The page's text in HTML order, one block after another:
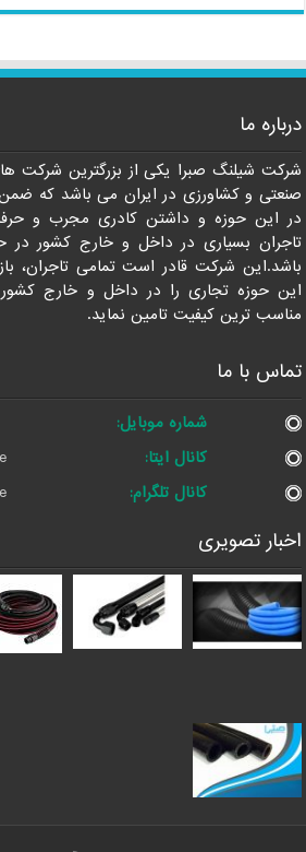
درباره ما
شرکت شیلنگ صبرا یکی از بزرگترین شرکت
صنعتی و کشاورزی در ایران می باشد که
در این حوزه و داشتن کادری مجرب و حرفه
تاجران بسیاری در داخل و خارج کشور
باشد.این شرکت قادر است تمامی تاجران،
این حوزه تجاری را در داخل و خارج
مناسب ترین کیفیت تامین نماید.
تماس با ما
شماره موبایل:
کانال ایتا:
کانال تلگرام:
اخبار تصویری